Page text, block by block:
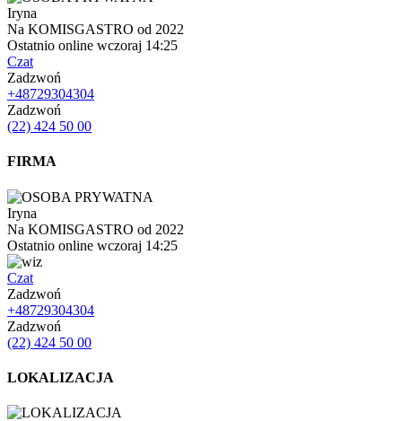
Iryna
Na KOMISGASTRO od 2022
Ostatnio online wczoraj 14:25
Czat
Zadzwoń
+48729304304
Zadzwoń
(22) 424 50 00
FIRMA
Iryna
Na KOMISGASTRO od 2022
Ostatnio online wczoraj 14:25
Czat
Zadzwoń
+48729304304
Zadzwoń
(22) 424 50 00
LOKALIZACJA